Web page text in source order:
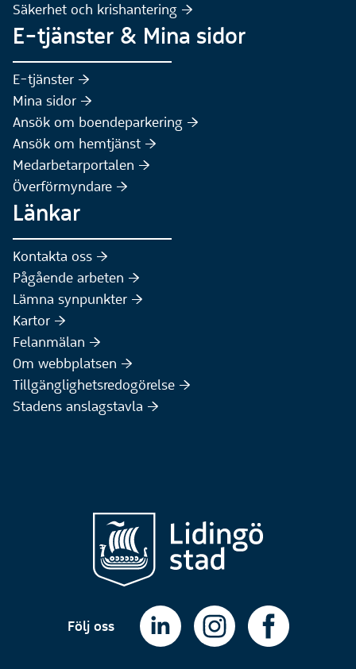
Säkerhet och krishantering :höger:
E-tjänster & Mina sidor
E-tjänster :höger:
Mina sidor :höger:
Ansök om boendeparkering :höger:
Ansök om hemtjänst :höger:
Medarbetarportalen :höger:
Överförmyndare :höger:
Länkar
Kontakta oss :höger:
Pågående arbeten :höger:
Lämna synpunkter :höger:
Kartor :höger:
Felanmälan :höger:
Om webbplatsen :höger:
Tillgänglighetsredogörelse :höger:
Stadens anslagstavla :höger:
Följ oss